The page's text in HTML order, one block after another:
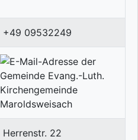
+49 09532249
Herrenstr. 22